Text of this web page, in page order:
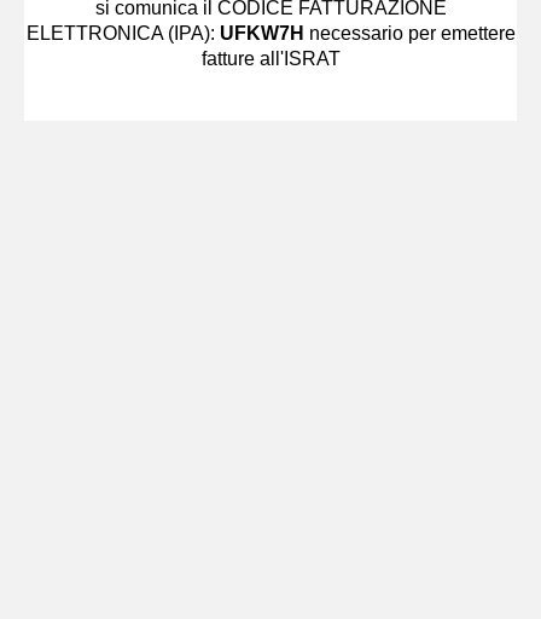
si comunica il CODICE FATTURAZIONE
ELETTRONICA (IPA): UFKW7H necessario per emettere
fatture all'ISRAT